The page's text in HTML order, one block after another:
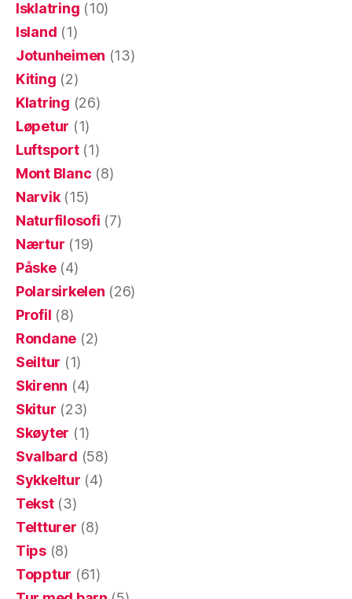
Isklatring (10)
Island (1)
Jotunheimen (13)
Kiting (2)
Klatring (26)
Løpetur (1)
Luftsport(1)
Mont Blanc (8)
Narvik(15)
Naturfilosofi (7)
Nærtur (19)
Påske(4)
Polarsirkelen (26)
Profil (8)
Rondane (2)
Seiltur (1)
Skirenn (4)
Skitur (23)
Skøyter (1)
Svalbard (58)
Sykkeltur (4)
Tekst(3)
Teltturer (8)
Tips(8)
Topptur (61)